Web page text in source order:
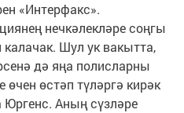
«Интерфакс».
нечкәлекләре соңгы
Шул ук вакытта,
дә яңа полисларны
өстәп түләргә кирәк
Аның сүзләре